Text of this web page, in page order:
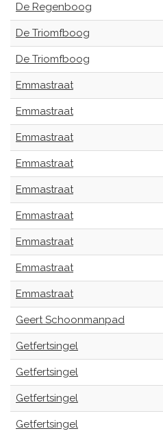
De Regenboog
De Triomfboog
De Triomfboog
Emmastraat
Emmastraat
Emmastraat
Emmastraat
Emmastraat
Emmastraat
Emmastraat
Emmastraat
Emmastraat
Geert Schoonmanpad
Getfertsingel
Getfertsingel
Getfertsingel
Getfertsingel